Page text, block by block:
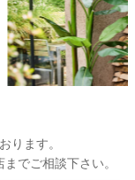
ります。
でご相談下さい。